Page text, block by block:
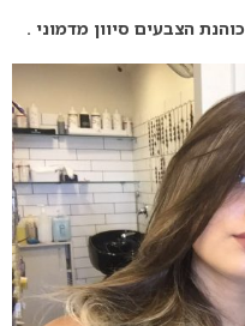
כוהנת הצבעים סיוון מדמוני .